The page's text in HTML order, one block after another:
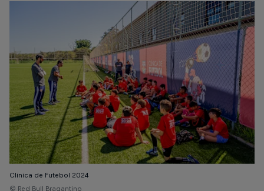
Clinica de Futebol 2024
© Red Bull Bragantino